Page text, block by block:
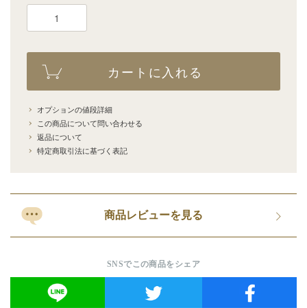
カートに入れる
オプションの値段詳細
この商品について問い合わせる
返品について
特定商取引法に基づく表記
商品レビューを見る
SNSでこの商品をシェア